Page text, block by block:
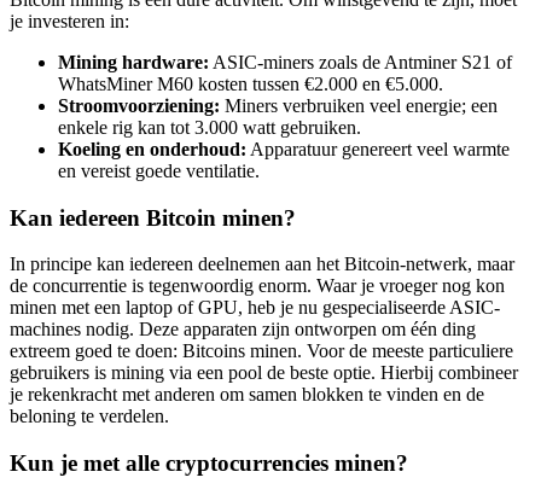
je investeren in:
Mining hardware: ASIC-miners zoals de Antminer S21 of
WhatsMiner M60 kosten tussen €2.000 en €5.000.
Stroomvoorziening: Miners verbruiken veel energie; een
enkele rig kan tot 3.000 watt gebruiken.
Koeling en onderhoud: Apparatuur genereert veel warmte
en vereist goede ventilatie.
Kan iedereen Bitcoin minen?
In principe kan iedereen deelnemen aan het Bitcoin-netwerk, maar
de concurrentie is tegenwoordig enorm. Waar je vroeger nog kon
minen met een laptop of GPU, heb je nu gespecialiseerde ASIC-
machines nodig. Deze apparaten zijn ontworpen om één ding
extreem goed te doen: Bitcoins minen. Voor de meeste particuliere
gebruikers is mining via een pool de beste optie. Hierbij combineer
je rekenkracht met anderen om samen blokken te vinden en de
beloning te verdelen.
Kun je met alle cryptocurrencies minen?